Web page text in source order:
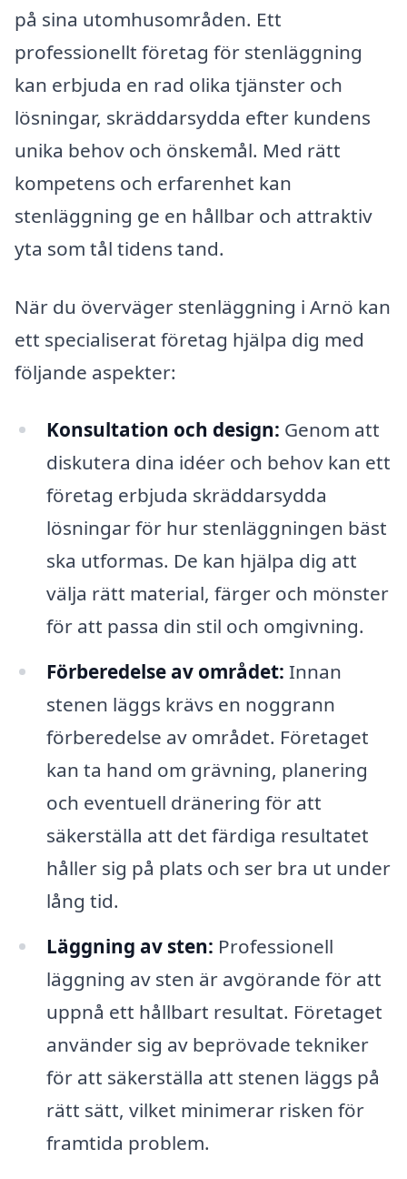
på sina utomhusområden. Ett
professionellt företag för stenläggning
kan erbjuda en rad olika tjänster och
lösningar, skräddarsydda efter kundens
unika behov och önskemål. Med rätt
kompetens och erfarenhet kan
stenläggning ge en hållbar och attraktiv
yta som tål tidens tand.
När du överväger stenläggning i Arnö kan
ett specialiserat företag hjälpa dig med
följande aspekter:
Konsultation och design: Genom att
diskutera dina idéer och behov kan ett
företag erbjuda skräddarsydda
lösningar för hur stenläggningen bäst
ska utformas. De kan hjälpa dig att
välja rätt material, färger och mönster
för att passa din stil och omgivning.
Förberedelse av området: Innan
stenen läggs krävs en noggrann
förberedelse av området. Företaget
kan ta hand om grävning, planering
och eventuell dränering för att
säkerställa att det färdiga resultatet
håller sig på plats och ser bra ut under
lång tid.
Läggning av sten: Professionell
läggning av sten är avgörande för att
uppnå ett hållbart resultat. Företaget
använder sig av beprövade tekniker
för att säkerställa att stenen läggs på
rätt sätt, vilket minimerar risken för
framtida problem.